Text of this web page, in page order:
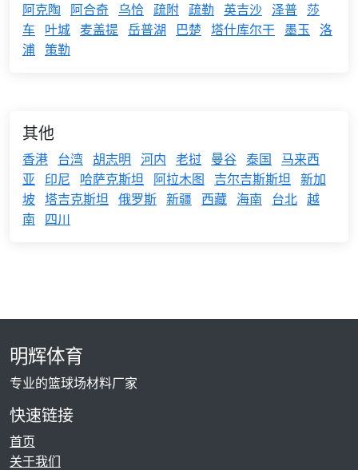
阿克陶
阿合奇 乌恰 疏附 疏勒 英吉沙 泽普 莎
车
叶城 麦盖提 岳普湖 巴楚 塔什库尔干 墨玉 洛
浦 策勒
其他
香港 台湾 胡志明 河内 老挝 曼谷 泰国
马来西
亚
印尼 哈萨克斯坦 阿拉木图 吉尔吉斯斯坦 新加
坡 塔吉克斯坦 俄罗斯 新疆 西藏 海南 台北 越
南
四川
明辉体育
专业的篮球场材料厂家
快速链接
首页
关于我们